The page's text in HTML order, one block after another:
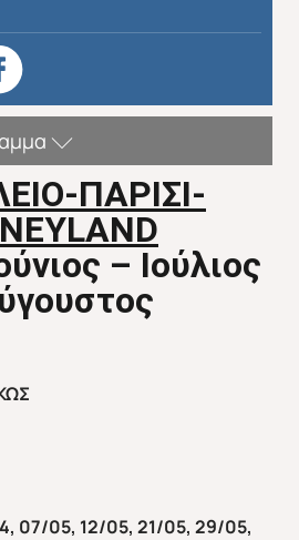
Εκτός Ευρώπης
-ΠΑΡΙΣΙ-
– Ιούλιος
07/05, 12/05, 21/05, 29/05,